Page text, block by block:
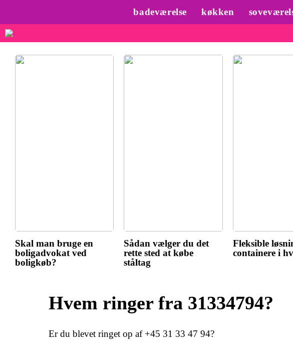
badeværelse køkken
Skal man bruge en
boligadvokat ved
boligkøb?
Sådan vælger du det
rette sted at købe
ståltag
Fleksible
containere i
Hvem ringer fra 31334794?
Er du blevet ringet op af +45 31 33 47 94?